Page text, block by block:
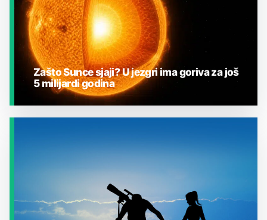
Zašto Sunce sjaji? U jezgri ima goriva za još
5 milijardi godina